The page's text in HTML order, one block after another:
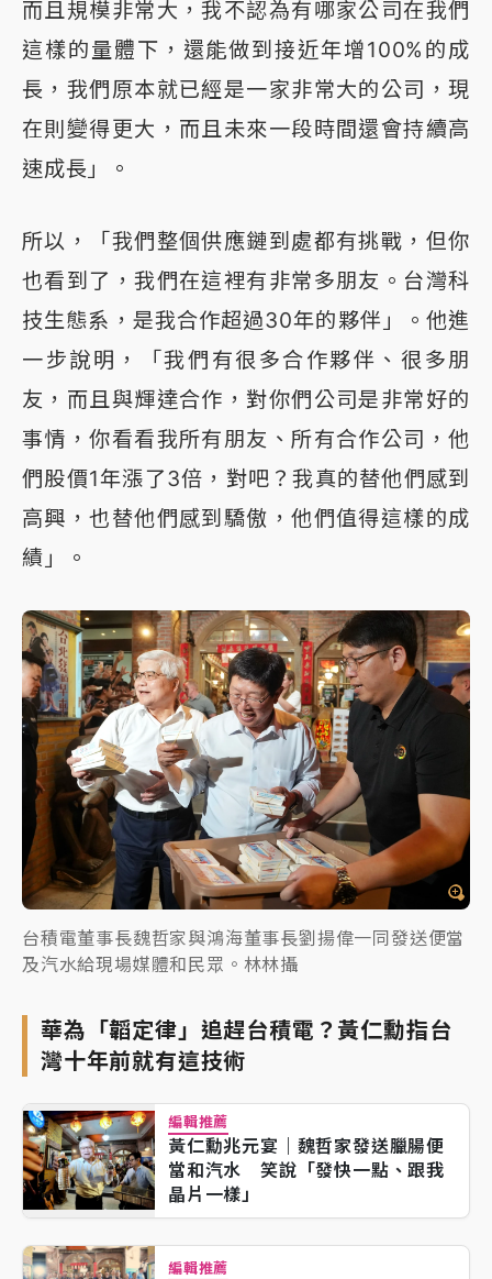
而且規模非常大，我不認為有哪家公司在我們
這樣的量體下，還能做到接近年增100%的成
長，我們原本就已經是一家非常大的公司，現
在則變得更大，而且未來一段時間還會持續高
速成長」。
所以，「我們整個供應鏈到處都有挑戰，但你
也看到了，我們在這裡有非常多朋友。台灣科
技生態系，是我合作超過30年的夥伴」。他進
一步說明，「我們有很多合作夥伴、很多朋
友，而且與輝達合作，對你們公司是非常好的
事情，你看看我所有朋友、所有合作公司，他
們股價1年漲了3倍，對吧？我真的替他們感到
高興，也替他們感到驕傲，他們值得這樣的成
績」。
台積電董事長魏哲家與鴻海董事長劉揚偉一同發送便當
及汽水給現場媒體和民眾。林林攝
華為「韜定律」追趕台積電？黃仁勳指台
灣十年前就有這技術
編輯推薦
黃仁勳兆元宴｜魏哲家發送臘腸便
當和汽水 笑說「發快一點、跟我
晶片一樣」
編輯推薦